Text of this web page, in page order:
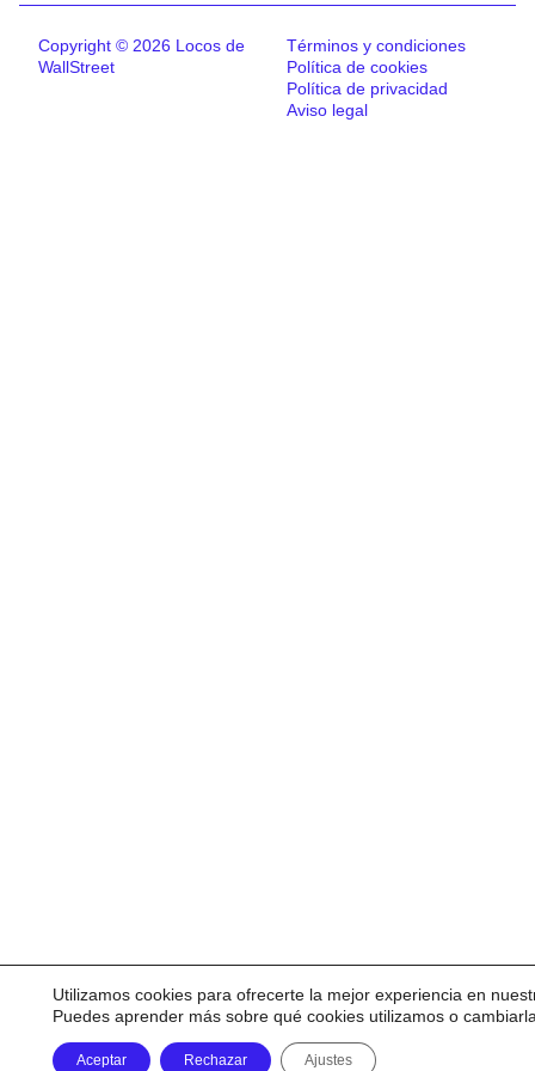
Copyright © 2026 Locos de
WallStreet
Términos y condiciones
Política de cookies
Política de privacidad
Aviso legal
Utilizamos cookies para ofrecerte la mejor experiencia en
Puedes aprender más sobre qué cookies utilizamos o
Aceptar Rechazar Ajustes